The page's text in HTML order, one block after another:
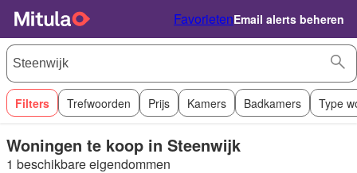
FavorietenEmail alerts beheren
Filters Trefwoorden Prijs Kamers Badkamers Type
Woningen te koop in Steenwijk
1 beschikbare eigendommen